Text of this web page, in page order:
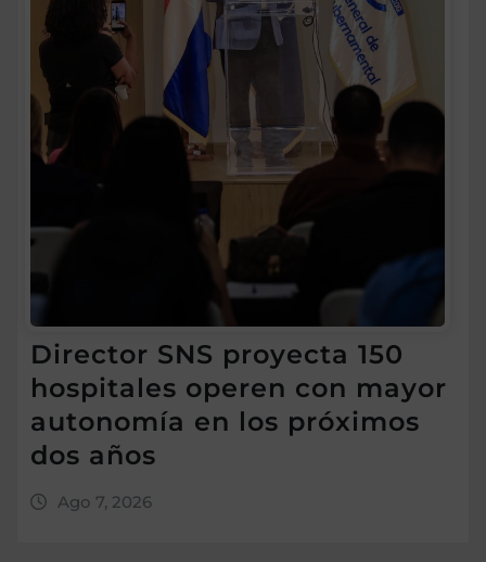
Director SNS proyecta 150
hospitales operen con mayor
autonomía en los próximos
dos años
Ago 7, 2026